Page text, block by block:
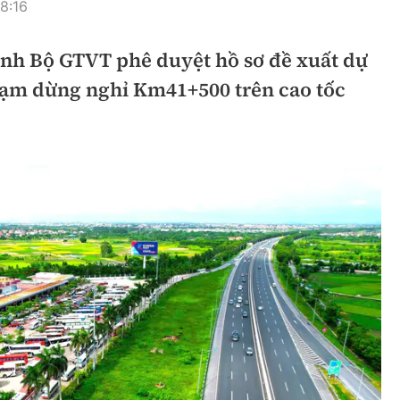
Hàng hải
Đường sắt đô thị
Thi viết về Ngành
thông
Thể thao
Bóng đá
Công nghệ
Công nghệ mới
Bộ GTVT phê duyệt hồ sơ đề xuất dự
dừng nghỉ Km41+500 trên cao tốc